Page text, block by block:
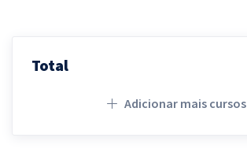
Total
Adicionar mais cursos